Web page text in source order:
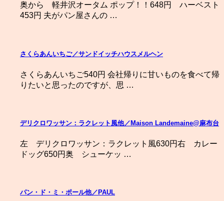
奥から 軽井沢オータム ポップ！！648円 ハーベスト
453円 夫がパン屋さんの …
さくらあんいちご／サンドイッチハウスメルヘン
さくらあんいちご540円 会社帰りに甘いものを食べて帰
りたいと思ったのですが、思 …
デリクロワッサン：ラクレット風他／Maison Landemaine@麻布台
左 デリクロワッサン：ラクレット風630円右 カレー
ドッグ650円奥 シューケッ …
パン・ド・ミ・ポール他／PAUL